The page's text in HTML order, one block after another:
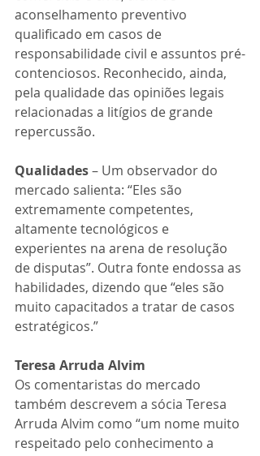
aconselhamento preventivo
qualificado em casos de
responsabilidade civil e assuntos pré-
contenciosos. Reconhecido, ainda,
pela qualidade das opiniões legais
relacionadas a litígios de grande
repercussão.
Qualidades – Um observador do
mercado salienta: “Eles são
extremamente competentes,
altamente tecnológicos e
experientes na arena de resolução
de disputas”. Outra fonte endossa as
habilidades, dizendo que “eles são
muito capacitados a tratar de casos
estratégicos.”
Teresa Arruda Alvim
Os comentaristas do mercado
também descrevem a sócia Teresa
Arruda Alvim como “um nome muito
respeitado pelo conhecimento a